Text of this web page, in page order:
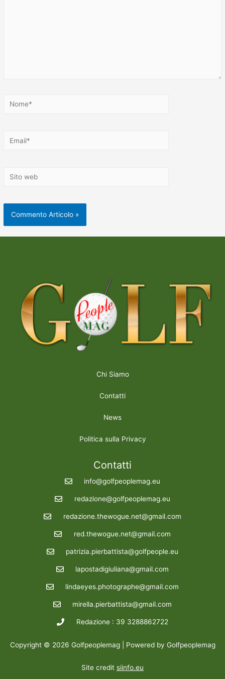
Chi Siamo
Contatti
News
Politica sulla Privacy
Contatti
info@golfpeoplemag.eu
redazione@golfpeoplemag.eu
redazione.thewogue.net@gmail.com
red.thewogue.net@gmail.com
patrizia.pierbattista@golfpeople.eu
lapostadigiuliana@gmail.com
lindaeyes.photographe@gmail.com
mirella.pierbattista@gmail.com
Redazione : 39 3288862722
Copyright © 2026 Golfpeoplemag | Powered by Golfpeoplemag
Site credit siinfo.eu